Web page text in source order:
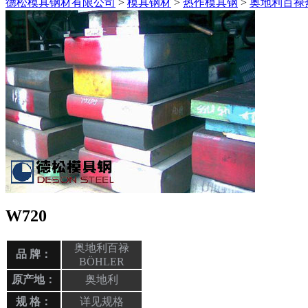
德松模具钢材有限公司 > 模具钢材 > 热作模具钢 > 奥地利百禄
W720
品 牌：
奥地利百禄
BÖHLER
原产地：
奥地利
规 格：
详见规格